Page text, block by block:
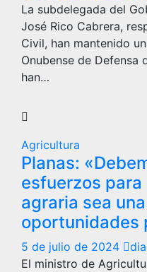
La subdelegada del
José Rico Cabrera,
Civil, han mantenido
Onubense de Defensa
han…
Agricultura
Planas:
esfuerzos
agraria sea
oportunidades
5 de julio de 2024
El ministro de